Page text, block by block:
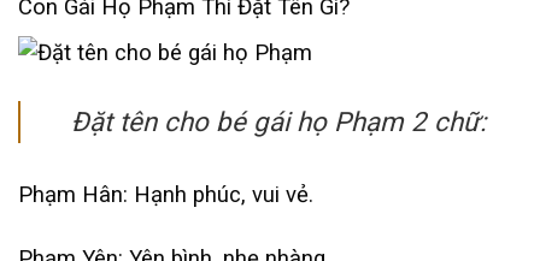
Con Gái Họ Phạm Thì Đặt Tên Gì?
Đặt tên cho bé gái họ Phạm 2 chữ:
Phạm Hân: Hạnh phúc, vui vẻ.